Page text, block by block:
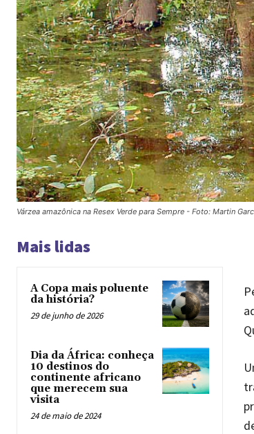
Várzea amazônica na Resex Verde para Sempre - Foto: Martin
Mais lidas
A Copa mais poluente
da história?
29 de junho de 2026
Dia da África: conheça
10 destinos do
continente africano
que merecem sua
visita
24 de maio de 2024